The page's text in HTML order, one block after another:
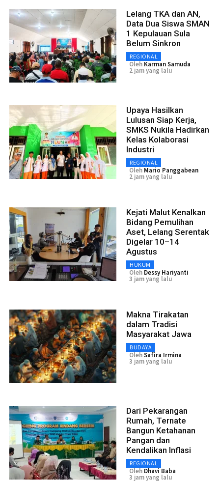
Lelang TKA dan AN,
Data Dua Siswa SMAN
1 Kepulauan Sula
Belum Sinkron
REGIONAL
Oleh Karman Samuda
2 jam yang lalu
Upaya Hasilkan
Lulusan Siap Kerja,
SMKS Nukila Hadirkan
Kelas Kolaborasi
Industri
REGIONAL
Oleh Mario Panggabean
2 jam yang lalu
Kejati Malut Kenalkan
Bidang Pemulihan
Aset, Lelang Serentak
Digelar 10–14
Agustus
HUKUM
Oleh Dessy Hariyanti
3 jam yang lalu
Makna Tirakatan
dalam Tradisi
Masyarakat Jawa
BUDAYA
OlehSafira Irmina
3 jam yang lalu
Dari Pekarangan
Rumah, Ternate
Bangun Ketahanan
Pangan dan
Kendalikan Inflasi
REGIONAL
Oleh Dhavi Baba
3 jam yang lalu